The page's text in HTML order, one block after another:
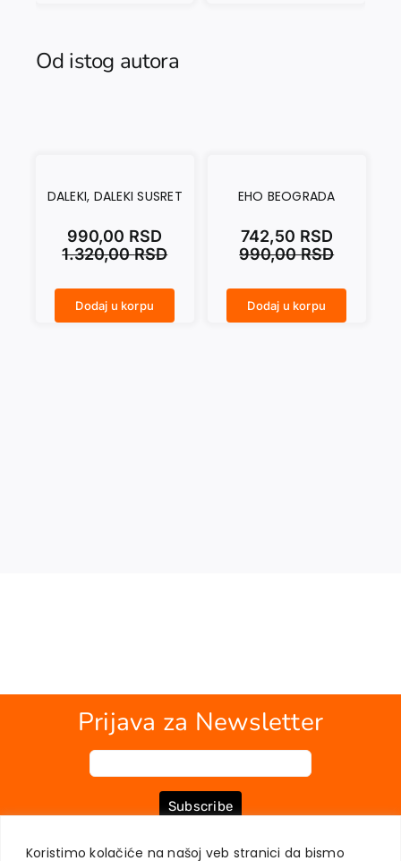
Koristimo kolačiće na našoj veb stranici da bismo
Od istog autora
DALEKI, DALEKI SUSRET
1.320,00RSD
990,00 RSD
Dodaj u korpu
EHO BEOGRADA
990,00RSD
742,50 RSD
Dodaj u korpu
Prijava za Newsletter
Subscribe